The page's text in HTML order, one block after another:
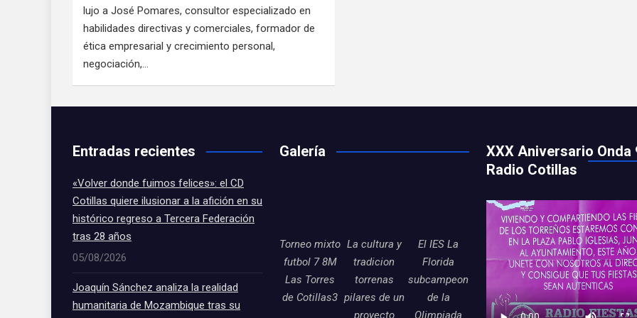
lujo a José Pomares, consultor especializado en
habilidades directivas y comerciales, formador de
ética empresarial y crecimiento personal,
negociación,…
Entradas recientes
«Volver donde fuimos felices»: el CD
Cotillas quiere ilusionar a la afición en su
histórico regreso a Tercera Federación
tras 28 años
05/08/2026
Joaquín Sánchez analiza la realidad
humanitaria de Mozambique tras su
Galería
Torneo mixto
futbol 7 8M
Las Torres
de Cotillas3
La cultura y
tradicion
torrenas
pilares de un
proyecto
El IES La
Florida
subcampeon
de la
Olimpiada
XXX Aniversario Onda
Radio Cotillas